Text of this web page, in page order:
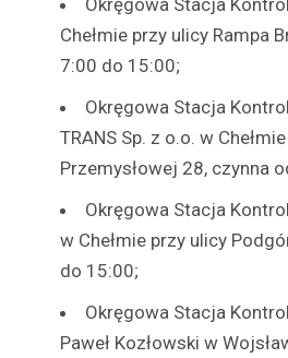
Chełmie przy ulicy Rampa
7:00 do 15:00;
Okręgowa Stacja
TRANS Sp. z o.o. w
Przemysłowej 28, czynna
Okręgowa Stacja
w Chełmie przy ulicy
do 15:00;
Okręgowa Stacja
Paweł Kozłowski w